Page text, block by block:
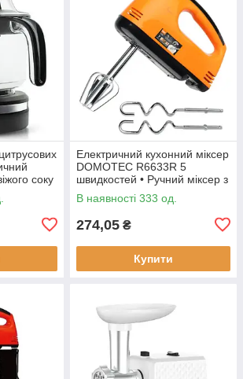
соку
Електричний кухонний міксер
DOMOTEC R6633R 5
швидкостей • Ручний міксер з
насадками для збивання та
замішування тіста
В наявності 333 од.
274,05 ₴
Купити